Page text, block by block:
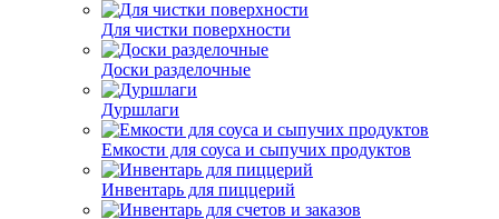
Для чистки поверхности
Доски разделочные
Дуршлаги
Емкости для соуса и сыпучих продуктов
Инвентарь для пиццерий